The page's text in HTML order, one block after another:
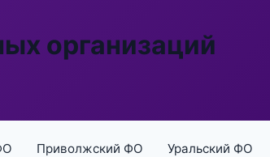
организаций
Приволжский ФО Уральский ФО